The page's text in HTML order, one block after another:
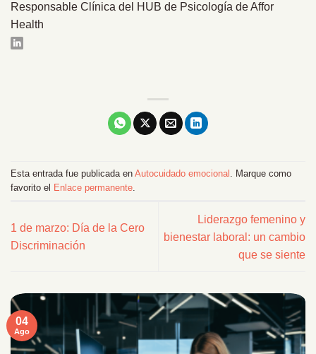
Responsable Clínica del HUB de Psicología de Affor
Health
Esta entrada fue publicada en Autocuidado emocional . Marque como
favorito el Enlace permanente
1 de marzo: Día de la Cero
Discriminación
Liderazgo femenino y
bienestar laboral: un cambio
que se siente
04
Ago